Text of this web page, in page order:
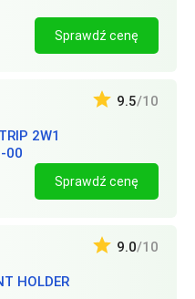
Sprawdź cenę
2W1
00
9.5/10
Sprawdź cenę
HOLDER
9.0/10